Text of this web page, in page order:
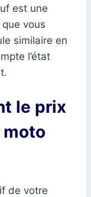
est une
vous
similaire en
l’état
le prix
moto
de votre